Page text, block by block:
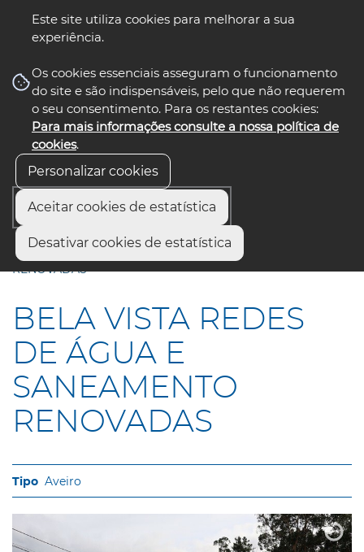
Este site utiliza cookies para melhorar a sua
experiência.
Os cookies essenciais asseguram o funcionamento
do site e são indispensáveis, pelo que não requerem
o seu consentimento. Para os restantes cookies:
Para mais informações consulte a nossa política de
cookies.
Personalizar cookies
Aceitar cookies de estatística
Desativar cookies de estatística
nos select language
Início
BELA VISTA REDES DE ÁGUA E SANEAMENTO
RENOVADAS
BELA VISTA REDES
DE ÁGUA E
SANEAMENTO
RENOVADAS
Aveiro